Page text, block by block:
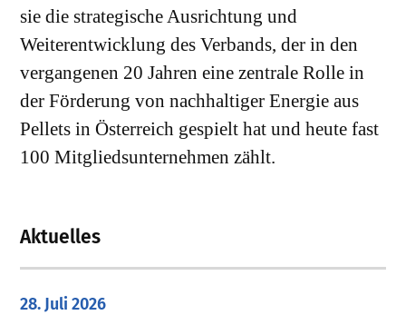
sie die strategische Ausrichtung und
Weiterentwicklung des Verbands, der in den
vergangenen 20 Jahren eine zentrale Rolle in
der Förderung von nachhaltiger Energie aus
Pellets in Österreich gespielt hat und heute fast
100 Mitgliedsunternehmen zählt.
Aktuelles
28. Juli 2026